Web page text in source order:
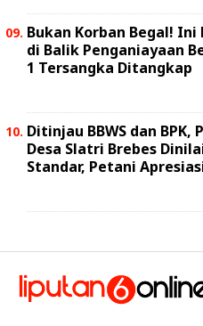
Bukan Korban Begal!
di Balik Penganiayaan
1 Tersangka Ditangkap
Ditinjau BBWS dan BPK,
Desa Slatri Brebes
Standar, Petani